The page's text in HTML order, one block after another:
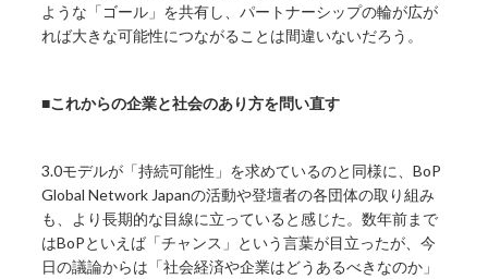
ような「ゴール」を共有し、パートナーシップの輪が広が
れば大きな可能性につながることは間違いないだろう。
■これからの企業と社会のあり方を問い直す
3.0モデルが「持続可能性」を求めているのと同様に、BoP
Global Network Japanの活動や登壇者の各団体の取り組み
も、より長期的な目線に立っていると感じた。数年前まで
はBoPといえば「チャンス」という言葉が目立ったが、今
日の議論からは「社会経済や企業はどうあるべきなのか」